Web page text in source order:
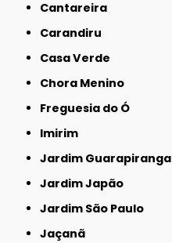
Cantareira
Carandiru
Casa Verde
Chora Menino
Freguesia do Ó
Imirim
Jardim Guarapiranga
Jardim Japão
Jardim São Paulo
Jaçanã